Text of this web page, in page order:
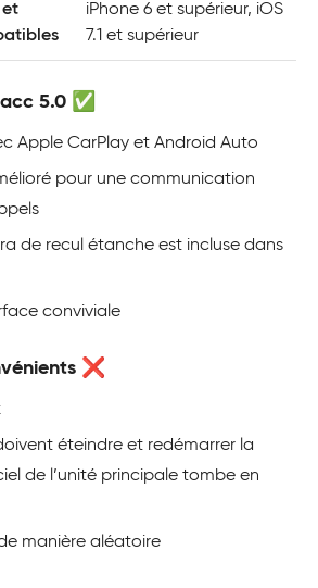
et
iPhone 6 et supérieur, iOS
7.1 et supérieur
5.0 ✅
Apple CarPlay et Android Auto
pour une communication
de recul étanche est incluse dans
conviviale
❌
éteindre et redémarrer la
de l’unité principale tombe en
manière aléatoire